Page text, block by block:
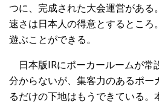
つに、完成された大会運営がある
速さは日本人の得意とするところ
遊ぶことができる。
日本版IRにポーカールームが常
分からないが、集客力のあるポー
るだけの下地はもうできている